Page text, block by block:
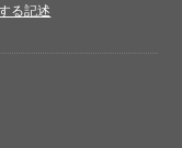
る記述